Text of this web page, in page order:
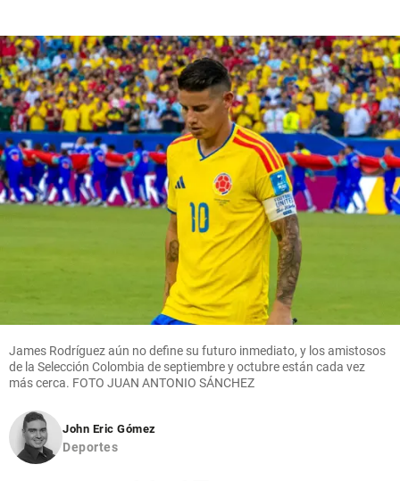
James Rodríguez aún no define su futuro inmediato, y los amistosos
de la Selección Colombia de septiembre y octubre están cada vez
más cerca. FOTO JUAN ANTONIO SÁNCHEZ
John Eric Gómez
Deportes